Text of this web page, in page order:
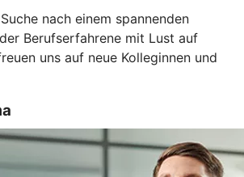
nach einem spannenden
Berufserfahrene mit Lust auf
uns auf neue Kolleginnen und